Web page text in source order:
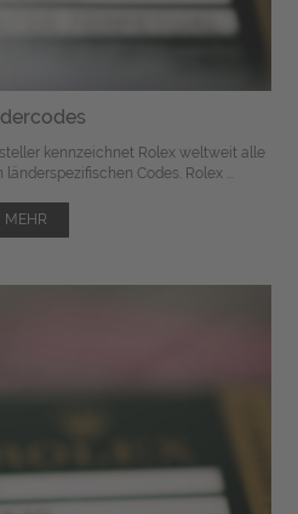
kennzeichnet Rolex weltweit alle
Codes. Rolex ...
MEHR